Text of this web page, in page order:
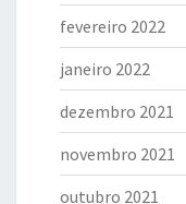
fevereiro 2022
janeiro 2022
dezembro 2021
novembro 2021
outubro 2021